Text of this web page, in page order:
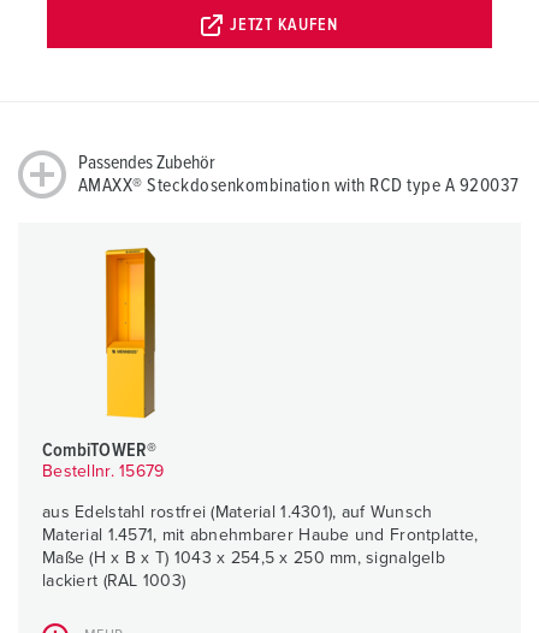
JETZT KAUFEN
Passendes Zubehör
AMAXX® Steckdosenkombination with RCD type A 920037
CombiTOWER®
Bestellnr. 15679
aus Edelstahl rostfrei (Material 1.4301), auf Wunsch
Material 1.4571, mit abnehmbarer Haube und Frontplatte,
Maße (H x B x T) 1043 x 254,5 x 250 mm, signalgelb
lackiert (RAL 1003)